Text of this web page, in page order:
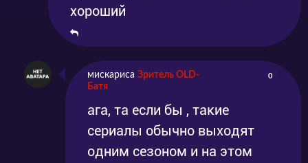
хороший
мискариса Зритель OLD-
Батя
0
ага, та если бы , такие
сериалы обычно выходят
одним сезоном и на этом